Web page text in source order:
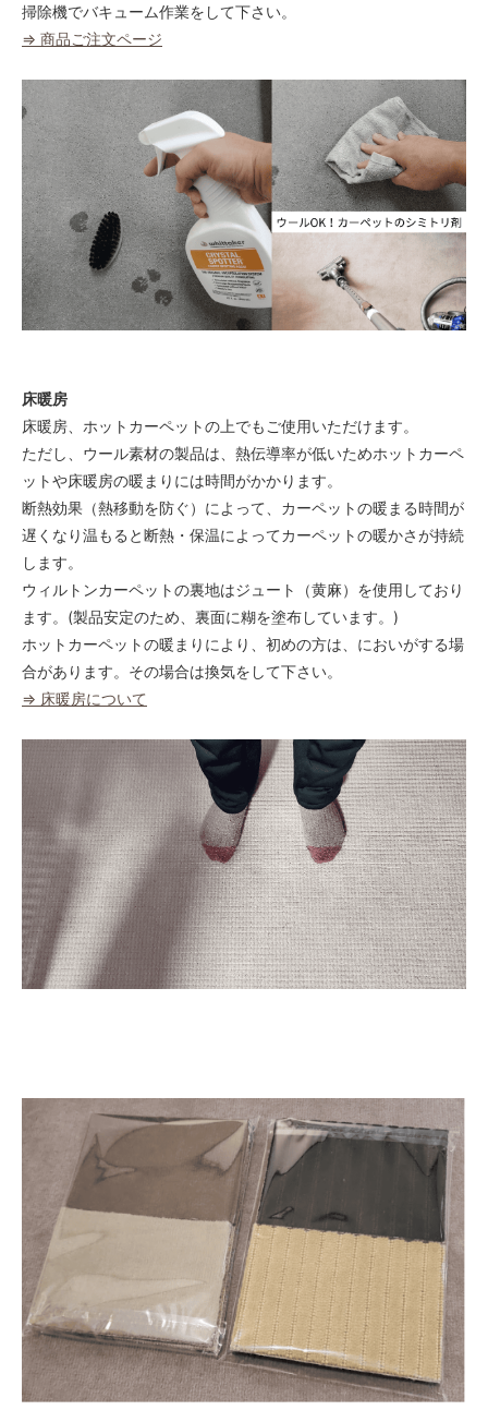
掃除機でバキューム作業をして下さい。
⇒ 商品ご注文ページ
床暖房
床暖房、ホットカーペットの上でもご使用いただけます。
ただし、ウール素材の製品は、熱伝導率が低いためホットカーペ
ットや床暖房の暖まりには時間がかかります。
断熱効果（熱移動を防ぐ）によって、カーペットの暖まる時間が
遅くなり温もると断熱・保温によってカーペットの暖かさが持続
します。
ウィルトンカーペットの裏地はジュート（黄麻）を使用しており
ます。(製品安定のため、裏面に糊を塗布しています。)
ホットカーペットの暖まりにより、初めの方は、においがする場
合があります。その場合は換気をして下さい。
⇒ 床暖房について